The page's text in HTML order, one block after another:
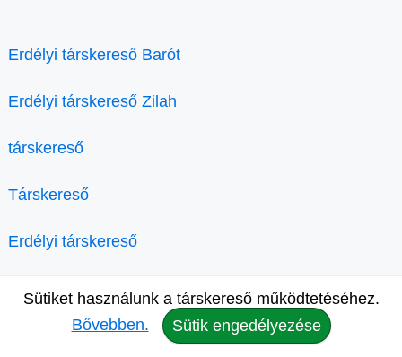
Erdélyi társkereső Barót
Erdélyi társkereső Zilah
társkereső
Társkereső
Erdélyi társkereső
Romániai társkereső
Diplomás társkereső
Sütiket használunk a társkereső működtetéséhez.
Bővebben.
Sütik engedélyezése